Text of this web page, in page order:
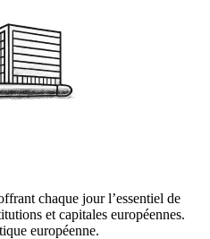
chaque jour l’essentiel de
et capitales européennes.
européenne.